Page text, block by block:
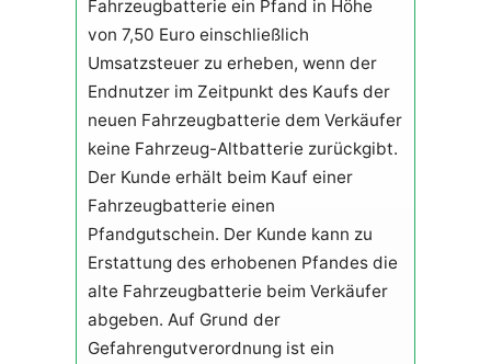
Fahrzeugbatterie ein Pfand in Höhe
von 7,50 Euro einschließlich
Umsatzsteuer zu erheben, wenn der
Endnutzer im Zeitpunkt des Kaufs der
neuen Fahrzeugbatterie dem Verkäufer
keine Fahrzeug-Altbatterie zurückgibt.
Der Kunde erhält beim Kauf einer
Fahrzeugbatterie einen
Pfandgutschein. Der Kunde kann zu
Erstattung des erhobenen Pfandes die
alte Fahrzeugbatterie beim Verkäufer
abgeben. Auf Grund der
Gefahrengutverordnung ist ein